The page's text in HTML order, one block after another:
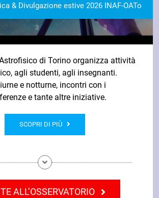
& Divulgazione estive 2026 INAF-OATo
Astrofisico di Torino organizza attività
agli studenti, agli insegnanti.
e notturne, incontri con i
e tante altre iniziative.
SCOPRI DI PIÙ
ALL’OSSERVATORIO